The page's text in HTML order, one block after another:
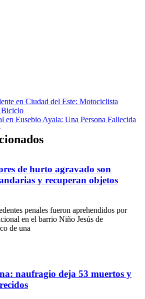
en Ciudad del Este: Motociclista
Biciclo
en Eusebio Ayala: Una Persona Fallecida
de hurto agravado son
y recuperan objetos
penales fueron aprehendidos por
en el barrio Niño Jesús de
de una
naufragio deja 53 muertos y